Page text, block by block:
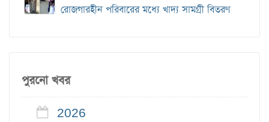
রোজগারহীন পরিবারের মধ্যে খাদ্য সামগ্রী বিতরণ
পুরনো খবর
2026